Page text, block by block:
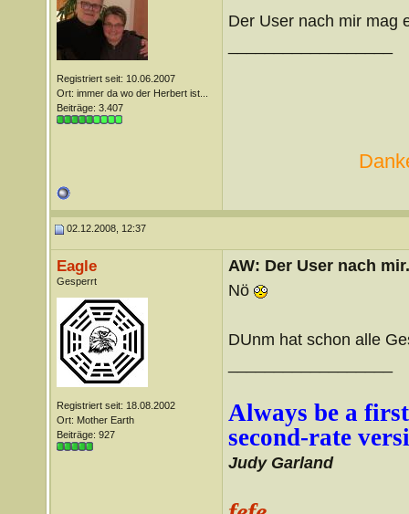
Registriert seit: 10.06.2007
Ort: immer da wo der Herbert ist...
Beiträge: 3.407
Der User nach mir mag
02.12.2008, 12:37
Eagle
Gesperrt
Registriert seit: 18.08.2002
Ort: Mother Earth
Beiträge: 927
AW: Der User nach
Nö
DUnm hat schon alle
Always be a
second-rate
Judy Garland